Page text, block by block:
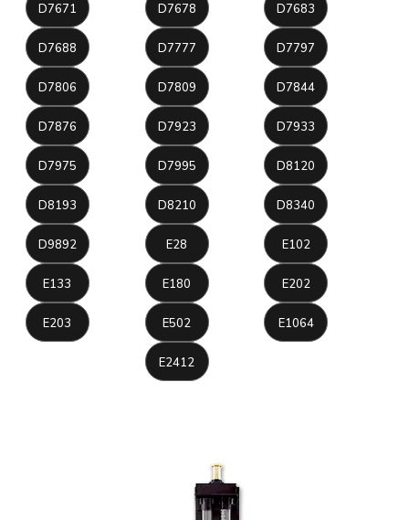
D7671 D7678 D7683
D7688 D7777 D7797
D7806 D7809 D7844
D7876 D7923 D7933
D7975 D7995 D8120
D8193 D8210 D8340
D9892 E28 E102
E133 E180 E202
E203 E502 E1064
E2412